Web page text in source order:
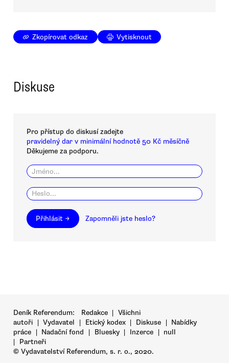
Zkopírovat odkaz Vytisknout
Diskuse
Pro přístup do diskusí zadejte
pravidelný dar v minimální hodnotě 50 Kč měsíčně
Děkujeme za podporu.
Přihlásit → Zapomněli jste heslo?
Deník Referendum: Redakce | Všichni
autoři | Vydavatel | Etický kodex | Diskuse | Nabídky
práce | Nadační fond | Bluesky | Inzerce | null
|
Partneři
© Vydavatelství Referendum, s. r. o., 2020.